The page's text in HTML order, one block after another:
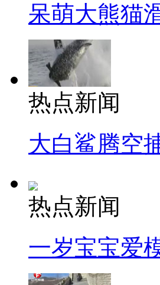
呆萌大熊猫
热点新闻
大白鲨腾空
热点新闻
一岁宝宝爱